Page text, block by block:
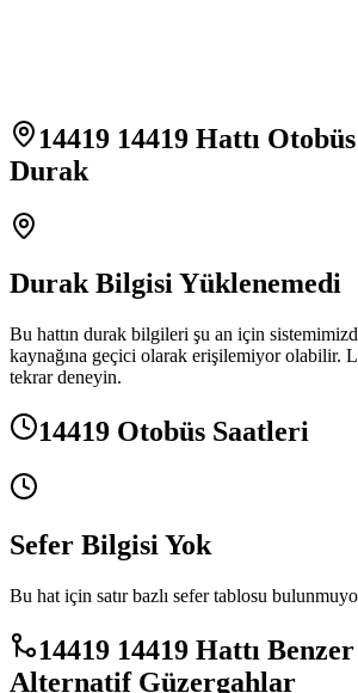
14419 14419 Hattı
Durak
Durak Bilgisi Yüklenemedi
Bu hattın durak bilgileri şu an için
kaynağına geçici olarak erişilemiyor olabilir.
tekrar deneyin.
14419 Otobüs Saatleri
Sefer Bilgisi Yok
Bu hat için satır bazlı sefer tablosu
14419 14419 Hattı
Alternatif Güzergahlar